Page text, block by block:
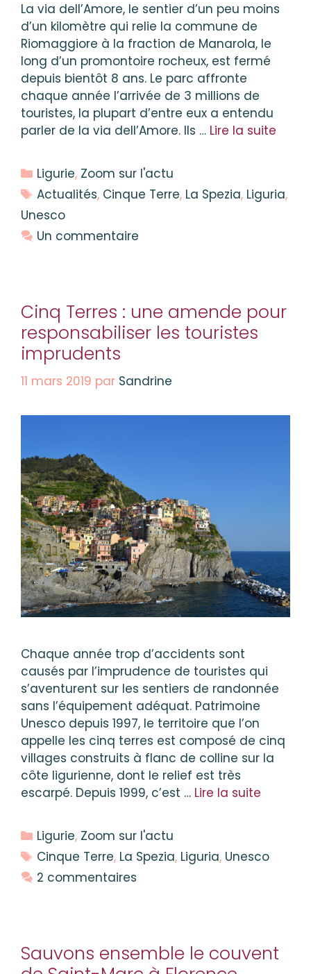
La via dell’Amore, le sentier d’un peu moins
d’un kilomètre qui relie la commune de
Riomaggiore à la fraction de Manarola, le
long d’un promontoire rocheux, est fermé
depuis bientôt 8 ans. Le parc affronte
chaque année l’arrivée de 3 millions de
touristes, la plupart d’entre eux a entendu
parler de la via dell’Amore. Ils … Lire la suite
Catégories
Ligurie, Zoom sur l'actu
Étiquettes
Actualités, Cinque Terre, La Spezia, Liguria,
Unesco
Un commentaire
Cinq Terres : une amende pour
responsabiliser les touristes
imprudents
11 mars 2019 par Sandrine
Chaque année trop d’accidents sont
causés par l’imprudence de touristes qui
s’aventurent sur les sentiers de randonnée
sans l’équipement adéquat. Patrimoine
Unesco depuis 1997, le territoire que l’on
appelle les cinq terres est composé de cinq
villages construits à flanc de colline sur la
côte ligurienne, dont le relief est très
escarpé. Depuis 1999, c’est … Lire la suite
Catégories
Ligurie, Zoom sur l'actu
Étiquettes
Cinque Terre, La Spezia, Liguria, Unesco
2 commentaires
Sauvons ensemble le couvent